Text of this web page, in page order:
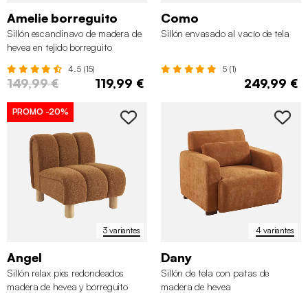
Amelie borreguito
Sillón escandinavo de madera de
hevea en tejido borreguito
4.5 (15)
149,99 € 119,99 €
Como
Sillón envasado al vacío de tela
5 (1)
249,99 €
3 variantes
PROMO -20%
Angel
Sillón relax pies redondeados
madera de hevea y borreguito
4 variantes
Dany
Sillón de tela con patas de
madera de hevea